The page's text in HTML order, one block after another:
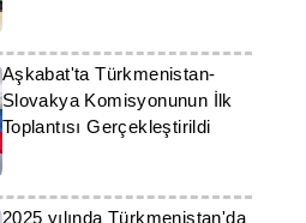
Aşkabat'ta Türkmenistan-
Slovakya Komisyonunun İlk
Toplantısı Gerçekleştirildi
2025 yılında Türkmenistan'da